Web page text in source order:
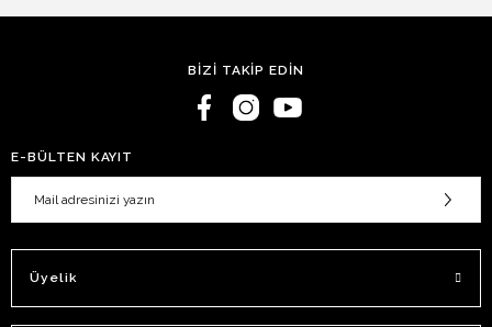
BİZİ TAKİP EDİN
E-BÜLTEN KAYIT
Üyelik